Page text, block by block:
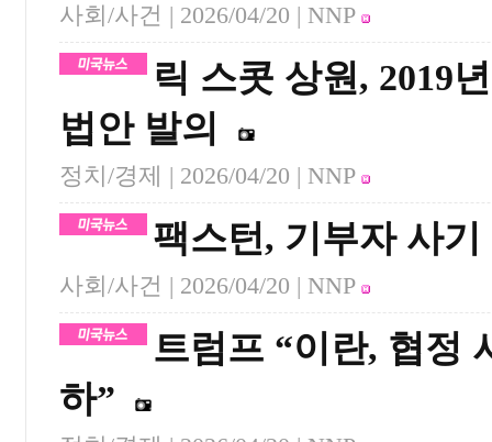
사회/사건 | 2026/04/20 | NNP
릭 스콧 상원, 2019
법안 발의
정치/경제 | 2026/04/20 | NNP
팩스턴, 기부자 사
사회/사건 | 2026/04/20 | NNP
트럼프 “이란, 협정
하”